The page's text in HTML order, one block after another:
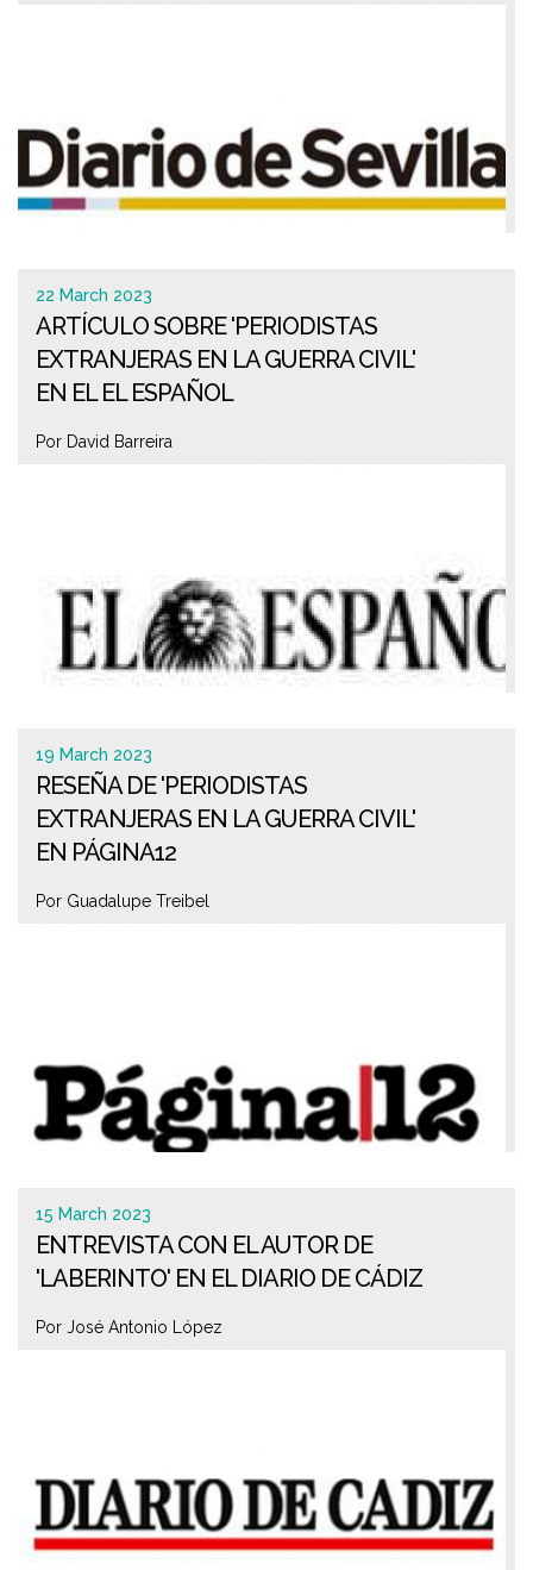
22 March 2023
ARTÍCULO SOBRE 'PERIODISTAS
EXTRANJERAS EN LA GUERRA CIVIL'
EN EL EL ESPAÑOL
Por David Barreira
19 March 2023
RESEÑA DE 'PERIODISTAS
EXTRANJERAS EN LA GUERRA CIVIL'
EN PÁGINA12
Por Guadalupe Treibel
15 March 2023
ENTREVISTA CON EL AUTOR DE
'LABERINTO' EN EL DIARIO DE CÁDIZ
Por José Antonio López